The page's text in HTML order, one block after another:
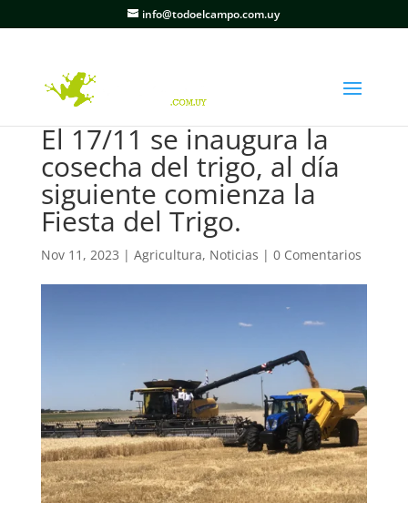
info@todoelcampo.com.uy
El 17/11 se inaugura la
cosecha del trigo, al día
siguiente comienza la
Fiesta del Trigo.
Nov 11, 2023 | Agricultura, Noticias | 0 Comentarios